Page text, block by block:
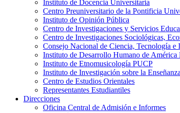
Instituto de Docencia Universitaria
Centro Preuniversitario de la Pontificia
Instituto de Opinión Pública
Centro de Investigaciones y Servicios
Centro de Investigaciones Sociológicas,
Consejo Nacional de Ciencia, Tecnología
Instituto de Desarrollo Humano de
Instituto de Etnomusicología PUCP
Instituto de Investigación sobre la
Centro de Estudios Orientales
Representantes Estudiantiles
Direcciones
Oficina Central de Admisión e Informes